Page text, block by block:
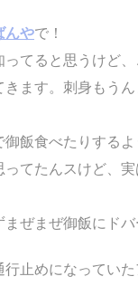
んやで！
てると思うけど
きます。刺身もう
飯食べたりする
てたんスけど、
ぜまぜ御飯にド
止めになってい